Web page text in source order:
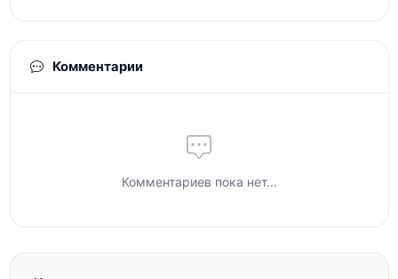
Комментарии
Комментариев пока нет...